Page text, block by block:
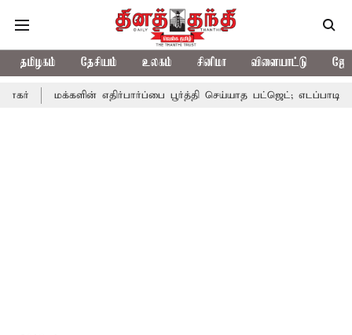
தமிழகம் தேசியம் உலகம் சினிமா விளையாட்டு
எதிர்பார்ப்பை பூர்த்தி செய்யாத பட்ஜெட்; எடப்பாடி பழனிசாமி